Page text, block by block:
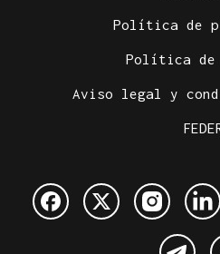
Política de
Política de
Aviso legal y